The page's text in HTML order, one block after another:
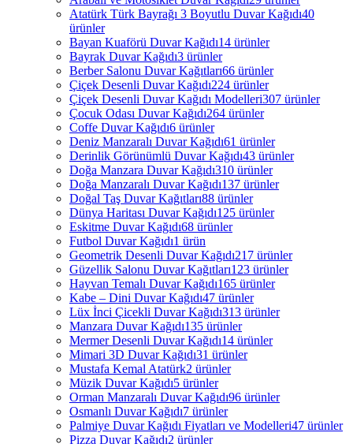
Atatürk Türk Bayrağı 3 Boyutlu Duvar Kağıdı40
ürünler
Bayan Kuaförü Duvar Kağıdı14 ürünler
Bayrak Duvar Kağıdı3 ürünler
Berber Salonu Duvar Kağıtları66 ürünler
Çiçek Desenli Duvar Kağıdı224 ürünler
Çiçek Desenli Duvar Kağıdı Modelleri307 ürünler
Çocuk Odası Duvar Kağıdı264 ürünler
Coffe Duvar Kağıdı6 ürünler
Deniz Manzaralı Duvar Kağıdı61 ürünler
Derinlik Görünümlü Duvar Kağıdı43 ürünler
Doğa Manzara Duvar Kağıdı310 ürünler
Doğa Manzaralı Duvar Kağıdı137 ürünler
Doğal Taş Duvar Kağıtları88 ürünler
Dünya Haritası Duvar Kağıdı125 ürünler
Eskitme Duvar Kağıdı68 ürünler
Futbol Duvar Kağıdı1 ürün
Geometrik Desenli Duvar Kağıdı217 ürünler
Güzellik Salonu Duvar Kağıtları123 ürünler
Hayvan Temalı Duvar Kağıdı165 ürünler
Kabe – Dini Duvar Kağıdı47 ürünler
Lüx İnci Çicekli Duvar Kağıdı313 ürünler
Manzara Duvar Kağıdı135 ürünler
Mermer Desenli Duvar Kağıdı14 ürünler
Mimari 3D Duvar Kağıdı31 ürünler
Mustafa Kemal Atatürk2 ürünler
Müzik Duvar Kağıdı5 ürünler
Orman Manzaralı Duvar Kağıdı96 ürünler
Osmanlı Duvar Kağıdı7 ürünler
Palmiye Duvar Kağıdı Fiyatları ve Modelleri47 ürünler
Pizza Duvar Kağıdı2 ürünler